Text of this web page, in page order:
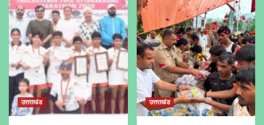
उत्तराखंड उत्तराखंड